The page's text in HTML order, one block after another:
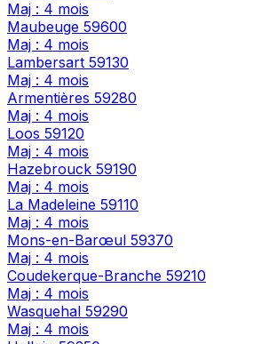
Maj : 4 mois
Maubeuge 59600
Maj : 4 mois
Lambersart 59130
Maj : 4 mois
Armentières 59280
Maj : 4 mois
Loos 59120
Maj : 4 mois
Hazebrouck 59190
Maj : 4 mois
La Madeleine 59110
Maj : 4 mois
Mons-en-Barœul 59370
Maj : 4 mois
Coudekerque-Branche 59210
Maj : 4 mois
Wasquehal 59290
Maj : 4 mois